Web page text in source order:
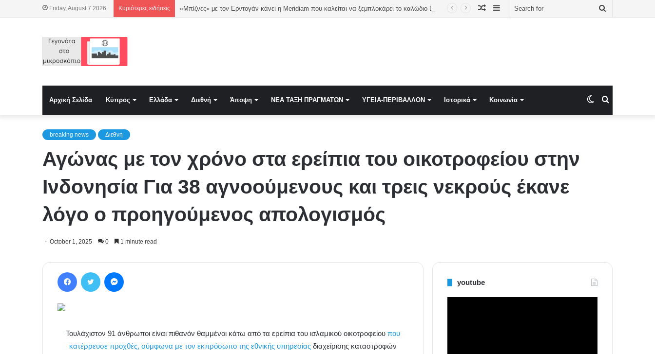
Friday, August 7 2026 Κυριότερες ειδήσεις Sidebar
Random
Αρχική Σελίδα Κύπρος Ελλάδα Διεθνή Άποψη NEA TAΞΗ ΠΡΑΓΜΑΤΩΝ ΥΓΕΙΑ-ΠΕΡΙΒΑΛΛΟΝ Ιστορικά Κοινωνία Switch
breaking news Διεθνή
Αγώνας με τον χρόνο στα ερείπια του οικοτροφείου στην
Ινδονησία Για 38 αγνοούμενους και τρεις νεκρούς έκανε
λόγο ο προηγούμενος απολογισμός
October 1, 2025 0 1 minute read
Τουλάχιστον 91 άνθρωποι είναι πιθανόν θαμμένοι κάτω από τα ερείπια του ισλαμικού οικοτροφείου που
κατέρρευσε προχθές, σύμφωνα με τον εκπρόσωπο της εθνικής υπηρεσίας διαχείρισης καταστροφών
youtube